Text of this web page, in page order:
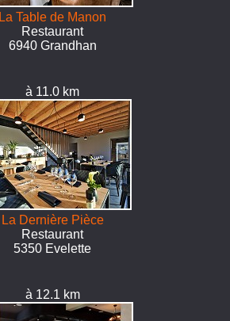
La Table de Manon
Restaurant
6940 Grandhan
à 11.0 km
La Dernière Pièce
Restaurant
5350 Evelette
à 12.1 km